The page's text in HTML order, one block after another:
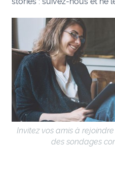
Invitez vos amis à
des sondages